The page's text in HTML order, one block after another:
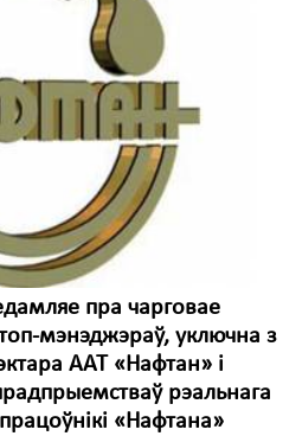
пра чарговае
мэнэджэраў, уключна з
ААТ «Нафтан» і
рэальнага
«Нафтана»